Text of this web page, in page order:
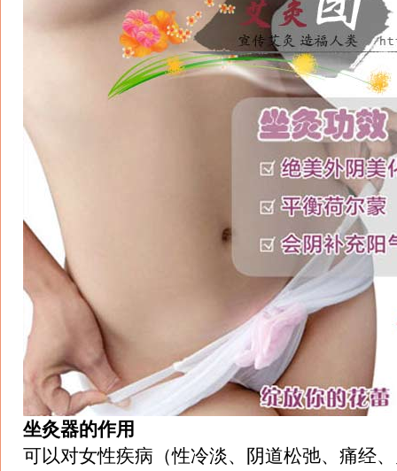
坐灸器的作用
可以对女性疾病（性冷淡、阴道松弛、痛经